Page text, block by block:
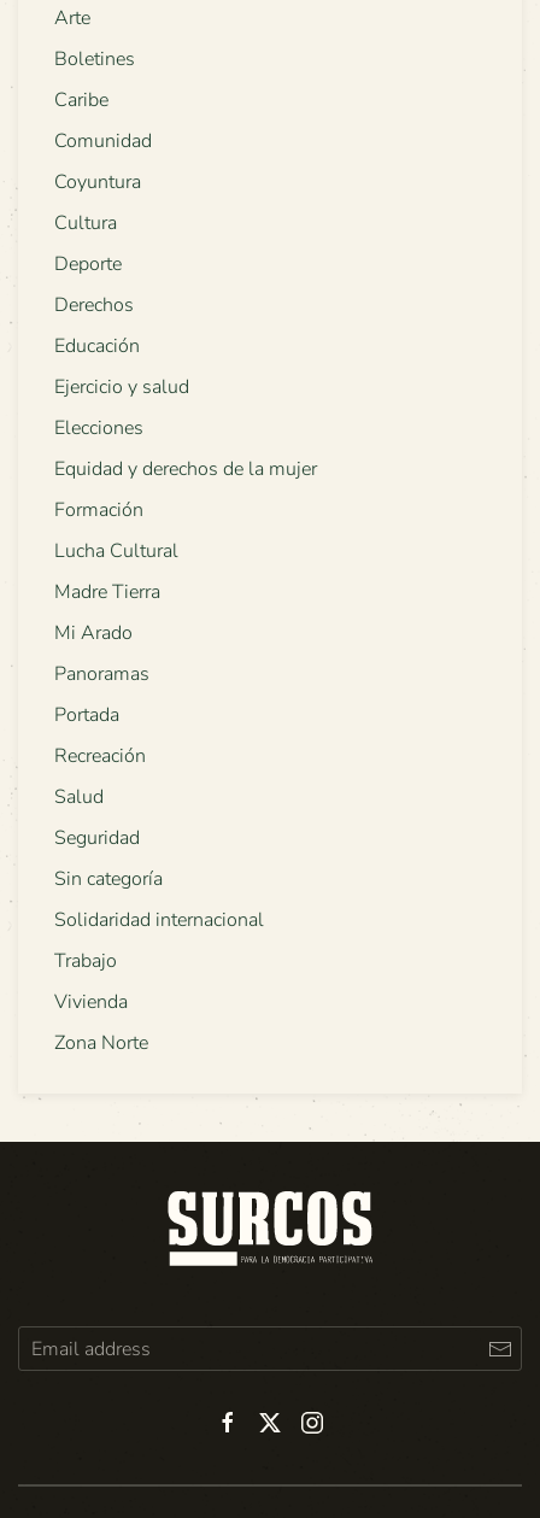
Arte
Boletines
Caribe
Comunidad
Coyuntura
Cultura
Deporte
Derechos
Educación
Ejercicio y salud
Elecciones
Equidad y derechos de la mujer
Formación
Lucha Cultural
Madre Tierra
Mi Arado
Panoramas
Portada
Recreación
Salud
Seguridad
Sin categoría
Solidaridad internacional
Trabajo
Vivienda
Zona Norte